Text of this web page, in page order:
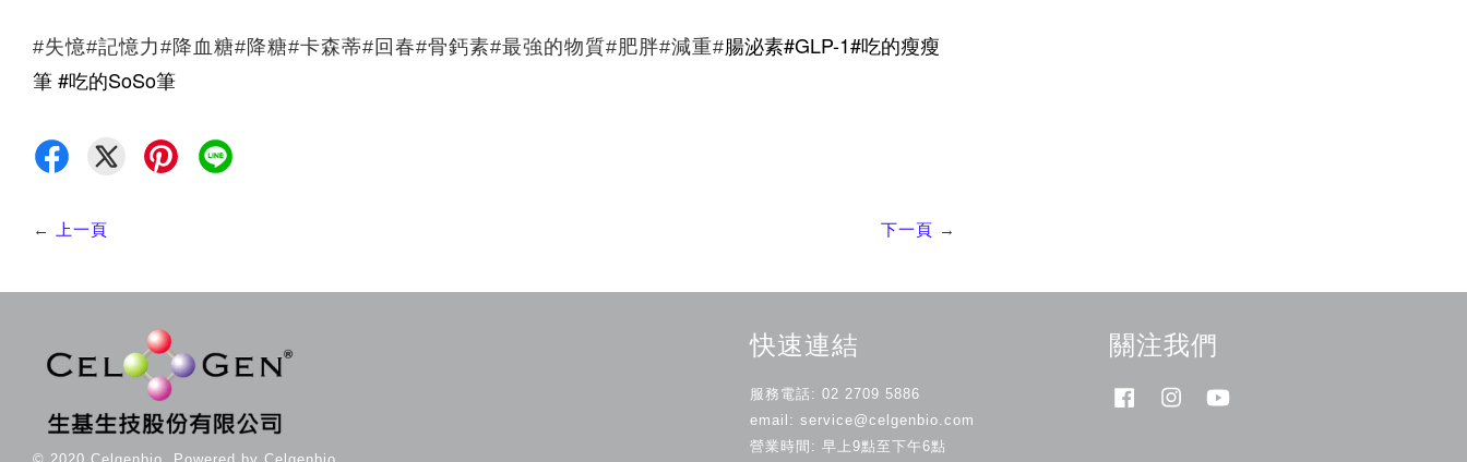
#失憶#記憶力#降血糖#降糖#卡森蒂#回春#骨鈣素#最強的物質#肥胖#減重#腸泌素#GLP-1#吃的瘦瘦
筆 #吃的SoSo筆
← 上一頁 下一頁 →
快速連結
服務電話: 02 2709 5886
email: service@celgenbio.com
營業時間: 早上9點至下午6點
關注我們
FacebookInstagram